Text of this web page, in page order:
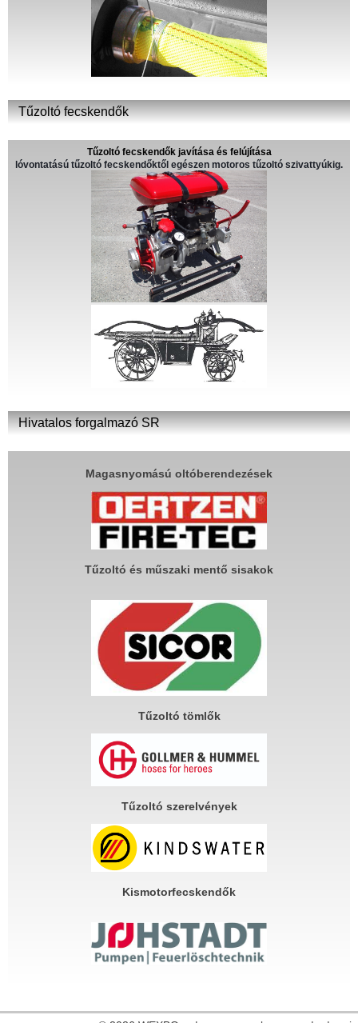
Tűzoltó fecskendők
Tűzoltó fecskendők javítása és felújítása
lóvontatású tűzoltó fecskendőktől egészen motoros tűzoltó szivattyúkig.
Hivatalos forgalmazó SR
Magasnyomású oltóberendezések
Tűzoltó és műszaki mentő sisakok
Tűzoltó tömlők
Tűzoltó szerelvények
Kismotorfecskendők